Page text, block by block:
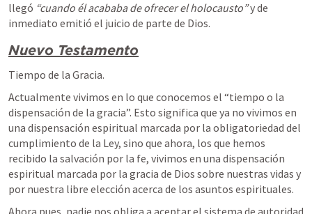
llegó “cuando él acababa de ofrecer el holocausto” y de
inmediato emitió el juicio de parte de Dios.
Nuevo Testamento
Tiempo de la Gracia.
Actualmente vivimos en lo que conocemos el “tiempo o la
dispensación de la gracia”. Esto significa que ya no vivimos en
una dispensación espiritual marcada por la obligatoriedad del
cumplimiento de la Ley, sino que ahora, los que hemos
recibido la salvación por la fe, vivimos en una dispensación
espiritual marcada por la gracia de Dios sobre nuestras vidas y
por nuestra libre elección acerca de los asuntos espirituales.